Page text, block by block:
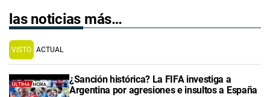
las noticias más…
VISTO ACTUAL
¿Sanción histórica? La FIFA investiga a
Argentina por agresiones e insultos a España